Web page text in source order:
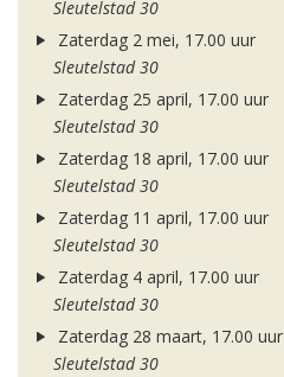
Sleutelstad 30
Zaterdag 2 mei, 17.00 uur
Sleutelstad 30
Zaterdag 25 april, 17.00 uur
Sleutelstad 30
Zaterdag 18 april, 17.00 uur
Sleutelstad 30
Zaterdag 11 april, 17.00 uur
Sleutelstad 30
Zaterdag 4 april, 17.00 uur
Sleutelstad 30
Zaterdag 28 maart, 17.00 uur
Sleutelstad 30